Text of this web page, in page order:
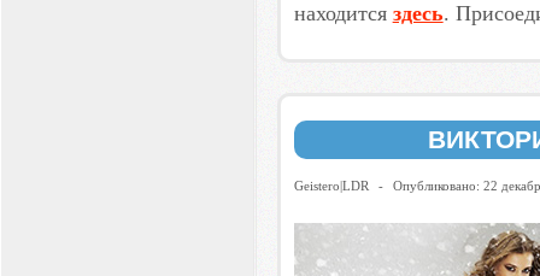
находится здесь.
Geistero|LDR - Опубликовано: 22